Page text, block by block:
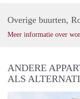
Overige buurten,
Meer informatie over
ANDERE
ALS